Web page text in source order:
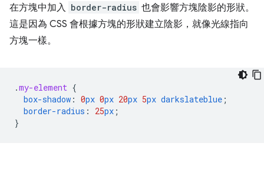
在方塊中加入 border-radius 也會影響方塊陰影的形狀。
這是因為 CSS 會根據方塊的形狀建立陰影，就像光線指向
方塊一樣。
.my-element {
box-shadow : 0px 0px 20px 5px darkslateblue ;
border-radius : 25px ;
}